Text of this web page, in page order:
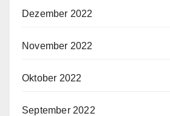
Dezember 2022
November 2022
Oktober 2022
September 2022